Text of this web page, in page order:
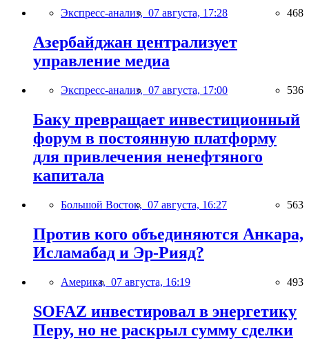
Экспресс-анализ, 07 августа, 17:28 468
Азербайджан централизует
управление медиа
Экспресс-анализ, 07 августа, 17:00 536
Баку превращает инвестиционный
форум в постоянную платформу
для привлечения ненефтяного
капитала
Большой Восток, 07 августа, 16:27 563
Против кого объединяются Анкара,
Исламабад и Эр-Рияд?
Америка, 07 августа, 16:19 493
SOFAZ инвестировал в энергетику
Перу, но не раскрыл сумму сделки